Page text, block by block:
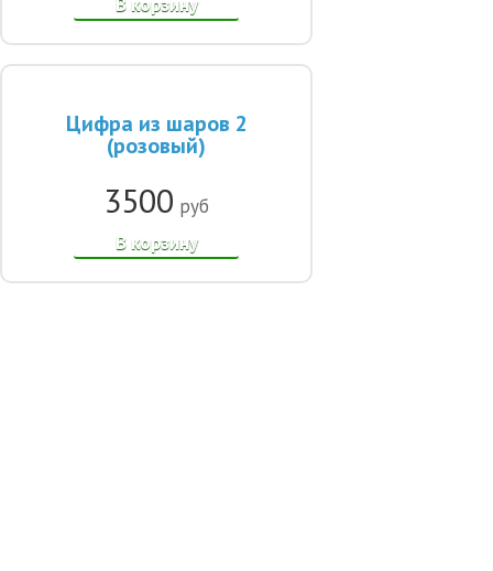
Цифра из шаров 2
(розовый)
3500 руб
В корзину